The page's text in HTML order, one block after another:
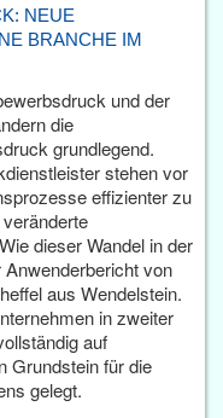
NEUE
BRANCHE IM
und der
die
grundlegend.
stehen vor
effizienter zu
dieser Wandel in der
von
aus Wendelstein.
in zweiter
auf
Grundstein für die
gelegt.